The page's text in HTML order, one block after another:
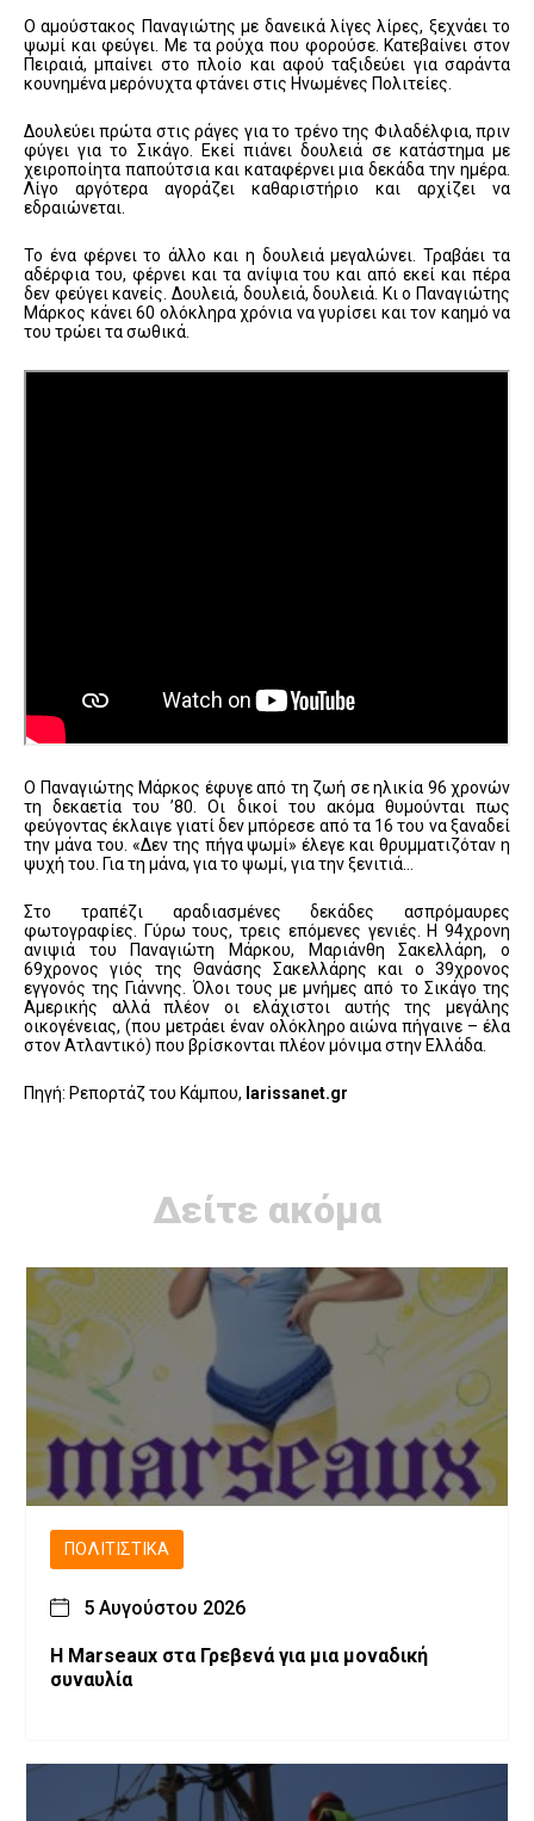
Ο αμούστακος Παναγιώτης με δανεικά λίγες λίρες, ξεχνάει το
ψωμί και φεύγει. Με τα ρούχα που φορούσε. Κατεβαίνει στον
Πειραιά, μπαίνει στο πλοίο και αφού ταξιδεύει για σαράντα
κουνημένα μερόνυχτα φτάνει στις Ηνωμένες Πολιτείες.
Δουλεύει πρώτα στις ράγες για το τρένο της Φιλαδέλφια, πριν
φύγει για το Σικάγο. Εκεί πιάνει δουλειά σε κατάστημα με
χειροποίητα παπούτσια και καταφέρνει μια δεκάδα την ημέρα.
Λίγο αργότερα αγοράζει καθαριστήριο και αρχίζει να
εδραιώνεται.
Το ένα φέρνει το άλλο και η δουλειά μεγαλώνει. Τραβάει τα
αδέρφια του, φέρνει και τα ανίψια του και από εκεί και πέρα
δεν φεύγει κανείς. Δουλειά, δουλειά, δουλειά. Κι ο Παναγιώτης
Μάρκος κάνει 60 ολόκληρα χρόνια να γυρίσει και τον καημό να
του τρώει τα σωθικά.
Ο Παναγιώτης Μάρκος έφυγε από τη ζωή σε ηλικία 96 χρονών
τη δεκαετία του ’80. Οι δικοί του ακόμα θυμούνται πως
φεύγοντας έκλαιγε γιατί δεν μπόρεσε από τα 16 του να ξαναδεί
την μάνα του. «Δεν της πήγα ψωμί» έλεγε και θρυμματιζόταν η
ψυχή του. Για τη μάνα, για το ψωμί, για την ξενιτιά…
Στο τραπέζι αραδιασμένες δεκάδες ασπρόμαυρες
φωτογραφίες. Γύρω τους, τρεις επόμενες γενιές. Η 94χρονη
ανιψιά του Παναγιώτη Μάρκου, Μαριάνθη Σακελλάρη, ο
69χρονος γιός της Θανάσης Σακελλάρης και ο 39χρονος
εγγονός της Γιάννης. Όλοι τους με μνήμες από το Σικάγο της
Αμερικής αλλά πλέον οι ελάχιστοι αυτής της μεγάλης
οικογένειας, (που μετράει έναν ολόκληρο αιώνα πήγαινε – έλα
στον Ατλαντικό) που βρίσκονται πλέον μόνιμα στην Ελλάδα.
Πηγή: Ρεπορτάζ του Κάμπου, larissanet.gr
Δείτε ακόμα
ΠΟΛΙΤΙΣΤΙΚΆ
5 Αυγούστου 2026
Η Marseaux στα Γρεβενά για μια μοναδική
συναυλία